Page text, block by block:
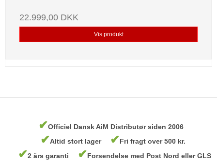
22.999,00 DKK
Vis produkt
✔Officiel Dansk AiM Distributør siden 2006
✔Altid stort lager ✔Fri fragt over 500 kr.
✔2 års garanti ✔Forsendelse med Post Nord eller GLS